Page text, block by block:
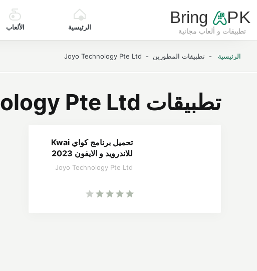
Bring PK
تطبيقات و ألعاب مجانية
BringApk
الرئيسية الألعاب
الرئيسية - تطبيقات المطورين - Joyo Technology Pte Ltd
تطبيقات Joyo Technology Pte Ltd
تحميل برنامج كواي Kwai
للاندرويد و الايفون 2023
Joyo Technology Pte Ltd